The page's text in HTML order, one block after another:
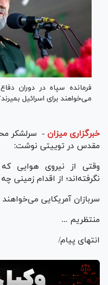
فرمانده سپاه در دوران
می‌خواهند برای اسرائیل
خبرگزاری میزان - سرلشکر
مقدس در توییتی نوشت:
وقتی از نیروی هوایی
نگرفته‌اند؛ از اقدام زمینی
سربازان آمریکایی می‌خواهند
منتظریم ...
انتهای پیام/